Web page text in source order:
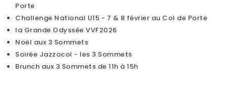
Porte
Challenge National U15 - 7 & 8 février au Col de Porte
la Grande Odyssée VVF2026
Noël aux 3 Sommets
Soirée Jazzocol - les 3 Sommets
Brunch aux 3 Sommets de 11h à 15h